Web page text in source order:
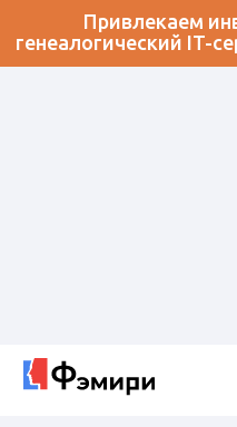
Привлекаем
генеалогический IT-